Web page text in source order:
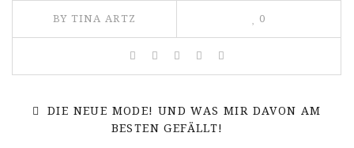
BY TINA ARTZ 0
DIE NEUE MODE! UND WAS MIR DAVON AM
BESTEN GEFÄLLT!